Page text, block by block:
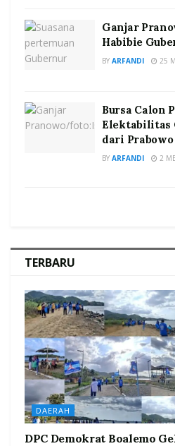
Ganjar
Habibie
BY ARFANDI 25
Bursa Calon
Elektabilitas
dari Prabowo
BY ARFANDI 2
TERBARU
DAERAH
DPC Demokrat Boalemo